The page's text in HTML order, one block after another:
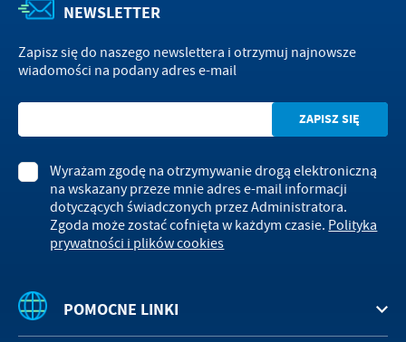
POMOCNE LINKI
NEWSLETTER
Zapisz się do naszego newslettera i otrzymuj najnowsze
wiadomości na podany adres e-mail
Wyrażam zgodę na otrzymywanie drogą elektroniczną
na wskazany przeze mnie adres e-mail informacji
dotyczących świadczonych przez Administratora.
Zgoda może zostać cofnięta w każdym czasie. Polityka
prywatności i plików cookies